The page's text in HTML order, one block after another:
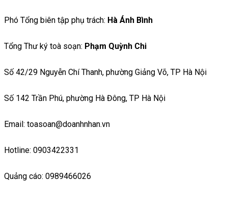
Phó Tổng biên tập phụ trách: Hà Ánh Bình
Tổng Thư ký toà soạn: Phạm Quỳnh Chi
Số 42/29 Nguyễn Chí Thanh, phường Giảng Võ, TP Hà Nội
Số 142 Trần Phú, phường Hà Đông, TP Hà Nội
Email: toasoan@doanhnhan.vn
Hotline: 0903422331
Quảng cáo: 0989466026